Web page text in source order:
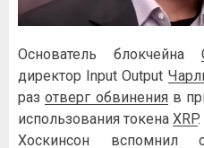
Основатель блокчейна
директор Input Output
разотверг обвиненияв
использования токена XRP.
Хоскинсон вспомнил